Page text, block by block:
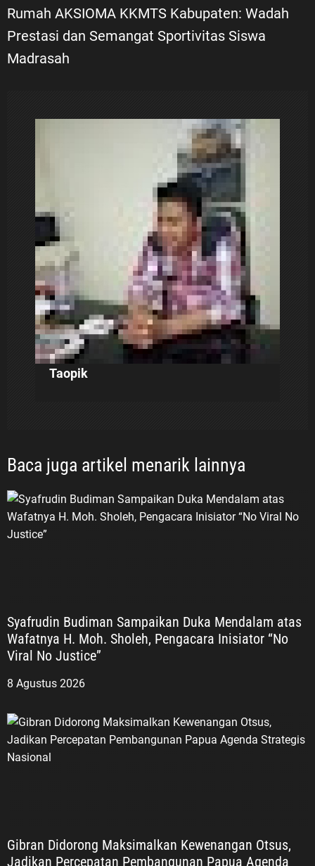
g
a
Rumah AKSIOMA KKMTS Kabupaten: Wadah
Prestasi dan Semangat Sportivitas Siswa
Madrasah
Taopik
Baca juga artikel menarik lainnya
Syafrudin Budiman Sampaikan Duka Mendalam atas
Wafatnya H. Moh. Sholeh, Pengacara Inisiator “No
Viral No Justice”
8 Agustus 2026
Gibran Didorong Maksimalkan Kewenangan Otsus,
Jadikan Percepatan Pembangunan Papua Agenda